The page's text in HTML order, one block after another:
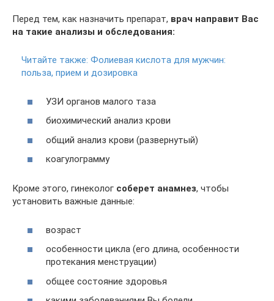
Перед тем, как назначить препарат, врач направит Вас
на такие анализы и обследования:
Читайте также: Фолиевая кислота для мужчин:
польза, прием и дозировка
УЗИ органов малого таза
биохимический анализ крови
общий анализ крови (развернутый)
коагулограмму
Кроме этого, гинеколог соберет анамнез, чтобы
установить важные данные:
возраст
особенности цикла (его длина, особенности
протекания менструации)
общее состояние здоровья